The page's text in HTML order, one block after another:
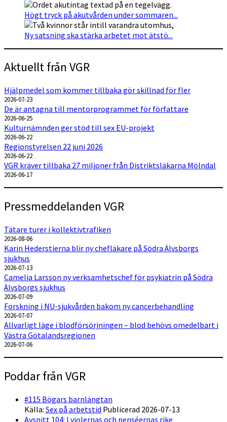
Högt tryck på akutvården under sommaren...
Ny satsning ska stärka arbetet mot ätstö...
Aktuellt från VGR
Hjälpmedel som kommer tillbaka gör skillnad för fler
2026-07-23
De är antagna till mentorprogrammet för författare
2026-06-25
Kulturnämnden ger stöd till sex EU-projekt
2026-06-22
Regionstyrelsen 22 juni 2026
2026-06-22
VGR kräver tillbaka 27 miljoner från Distriktsläkarna Mölndal
2026-06-17
Pressmeddelanden VGR
Tätare turer i kollektivtrafiken
2026-08-06
Karin Hederstierna blir ny chefläkare på Södra Älvsborgs
sjukhus
2026-07-13
Camelia Larsson ny verksamhetschef för psykiatrin på Södra
Älvsborgs sjukhus
2026-07-09
Forskning i NU-sjukvården bakom ny cancerbehandling
2026-07-07
Allvarligt läge i blodförsörjningen – blod behövs omedelbart i
Västra Götalandsregionen
2026-07-06
Poddar från VGR
#115 Bögars barnlängtan
Källa: Sex på arbetstid Publicerad 2026-07-13
Avsnitt 104: I violernas och penséernas rike